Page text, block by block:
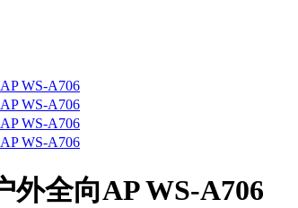
外全向AP WS-A706